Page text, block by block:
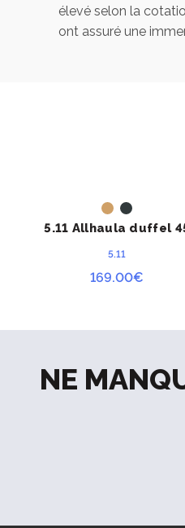
Poche
Pochette
Bretelles
Clip de
Sangle de
Poignée de
Orifices de
Orifices
élevé selon la
ont assuré une
ACHETER
5.11 Allhaula duffel
5.11
169.00€
NE